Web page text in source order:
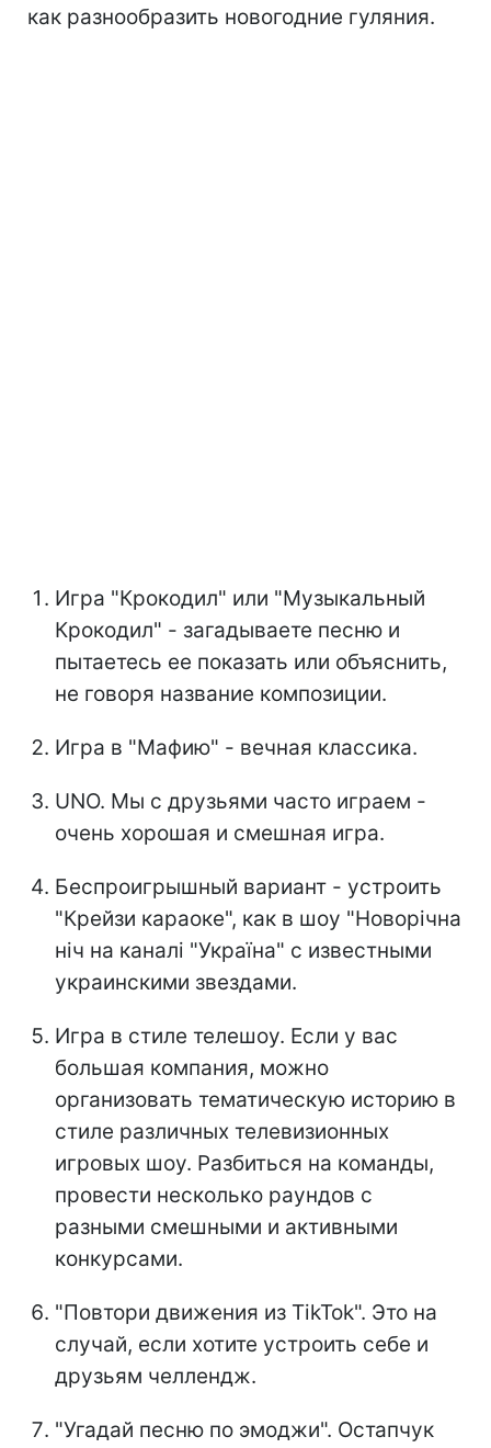
как разнообразить новогодние гуляния.
Игра "Крокодил" или "Музыкальный
Крокодил" - загадываете песню и
пытаетесь ее показать или объяснить,
не говоря название композиции.
Игра в "Мафию" - вечная классика.
UNO. Мы с друзьями часто играем -
очень хорошая и смешная игра.
Беспроигрышный вариант - устроить
"Крейзи караоке", как в шоу "Новорічна
ніч на каналі "Україна" с известными
украинскими звездами.
Игра в стиле телешоу. Если у вас
большая компания, можно
организовать тематическую историю в
стиле различных телевизионных
игровых шоу. Разбиться на команды,
провести несколько раундов с
разными смешными и активными
конкурсами.
"Повтори движения из TikTok". Это на
случай, если хотите устроить себе и
друзьям челлендж.
"Угадай песню по эмоджи". Остапчук